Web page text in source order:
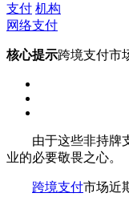
支付 机构
网络支付
核心提示跨境支付市
由于这些非持牌支
业的必要敬畏之心。
跨境支付市场近